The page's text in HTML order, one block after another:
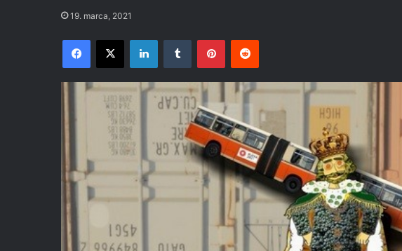
19. marca, 2021
Facebook
X LinkedInTumblr PinterestReddit